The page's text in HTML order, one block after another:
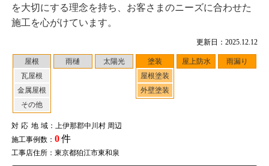
更新日：2025.12.12
屋根
瓦屋根
金属屋根
その他
雨樋 太陽光
塗装
屋根塗装
外壁塗装
屋上防水 雨漏り
対応地域：上伊那郡中川村 周辺
施工事例数： 0件
工事店住所：東京都狛江市東和泉
を大切にする理念を持ち、お客さまのニーズに合わせた
施工を心がけています。